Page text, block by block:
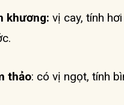
khương: vị cay, tính
thảo: có vị ngọt, tính